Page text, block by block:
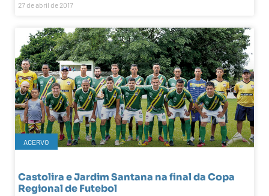
27 de abril de 2017
ACERVO
Castolira e Jardim Santana na final da Copa
Regional de Futebol